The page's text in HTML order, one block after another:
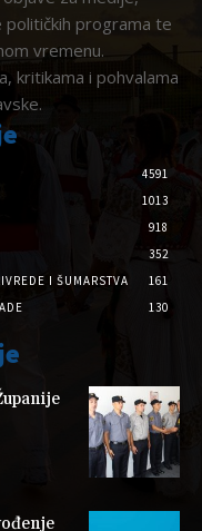
programa te
vremenu.
kritikama i pohvalama
4591
1013
918
352
I ŠUMARSTVA
161
130